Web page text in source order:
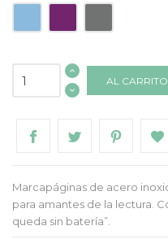
CelesteMorado
AL CARRITO
Marcapáginas de acero
para amantes de la lectura.
queda sin batería”.